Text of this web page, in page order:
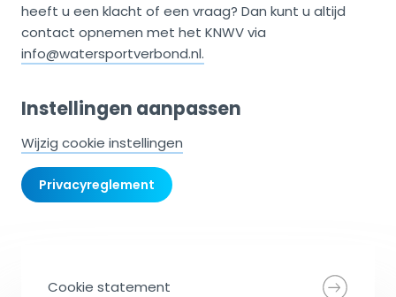
heeft u een klacht of een vraag? Dan kunt u altijd
contact opnemen met het KNWV via
info@watersportverbond.nl.
Instellingen aanpassen
Wijzig cookie instellingen
Privacyreglement
Cookie statement